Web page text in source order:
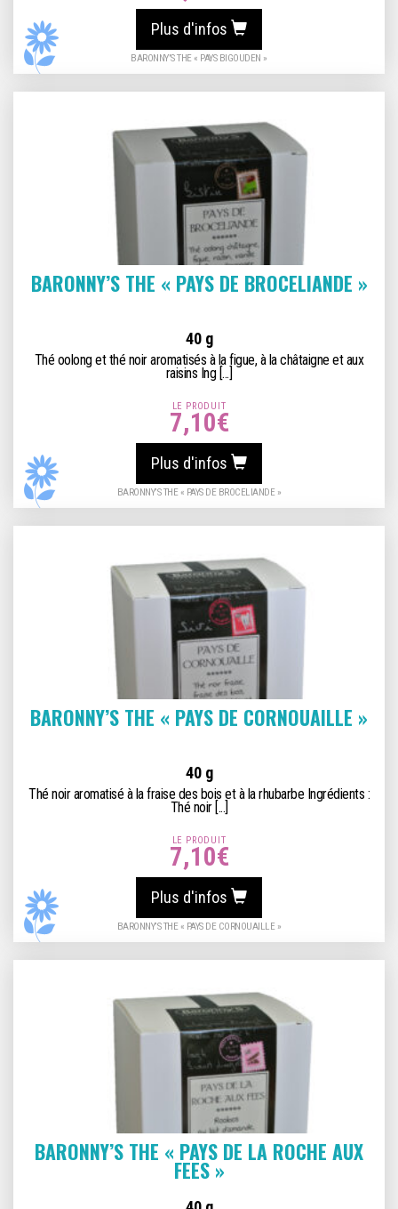
Plus d'infos
BARONNY’S THE « PAYS BIGOUDEN »
BARONNY’S THE « PAYS DE BROCELIANDE »
40 g
Thé oolong et thé noir aromatisés à la figue, à la châtaigne et aux
raisins Ing [...]
LE PRODUIT
7,10€
Plus d'infos
BARONNY’S THE « PAYS DE BROCELIANDE »
BARONNY’S THE « PAYS DE CORNOUAILLE »
40 g
Thé noir aromatisé à la fraise des bois et à la rhubarbe Ingrédients :
Thé noir [...]
LE PRODUIT
7,10€
Plus d'infos
BARONNY’S THE « PAYS DE CORNOUAILLE »
BARONNY’S THE « PAYS DE LA ROCHE AUX
FEES »